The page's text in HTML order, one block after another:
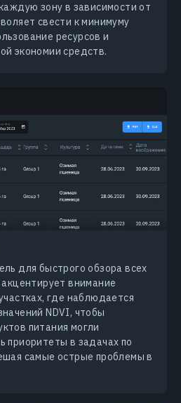
зону в зависимости от
свести к минимуму
ресурсов и
экономии средств.
для быстрого обзора всех
внимание
где наблюдается
NDVI, чтобы
питания могли
приоритеты в задачах по
самые острые проблемы в